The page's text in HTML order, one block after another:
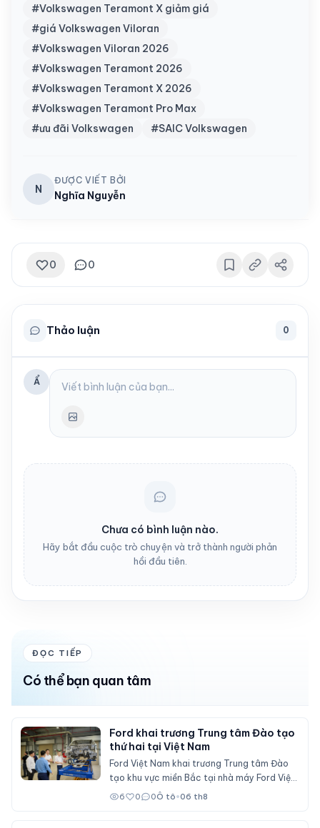
#Volkswagen Teramont X giảm giá
#giá Volkswagen Viloran
#Volkswagen Viloran 2026
#Volkswagen Teramont 2026
#Volkswagen Teramont X 2026
#Volkswagen Teramont Pro Max
#ưu đãi Volkswagen
#SAIC Volkswagen
N
ĐƯỢC VIẾT BỞI
Nghĩa Nguyễn
0 0
Thảo luận 0
Ẩ
Chưa có bình luận nào.
Hãy bắt đầu cuộc trò chuyện và trở thành người phản
hồi đầu tiên.
ĐỌC TIẾP
Có thể bạn quan tâm
Ford khai trương Trung tâm Đào tạo
thứ hai tại Việt Nam
Ford Việt Nam khai trương Trung tâm Đào
tạo khu vực miền Bắc tại nhà máy Ford Việt
Nam (Hải Phòng), đóng vai trò đào tạo cho
6 0 0Ô tô•06 th8